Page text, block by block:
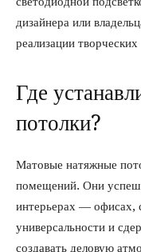
дизайнера или
реализации
Где
потолки?
Матовые натяжные
помещений. Они
интерьерах — офисах,
универсальности и
создавать деловую